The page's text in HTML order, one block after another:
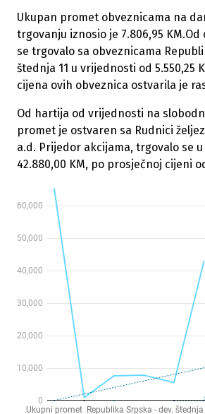
Ukupan promet obveznicama na
trgovanju iznosio je 7.806,95 KM.Od
se trgovalo sa obveznicama
štednja 11 u vrijednosti od 5.550,25
cijena ovih obveznica ostvarila je
Od hartija od vrijednosti na
promet je ostvaren sa Rudnici
a.d. Prijedor akcijama, trgovalo se u
42.880,00 KM, po prosječnoj cijeni